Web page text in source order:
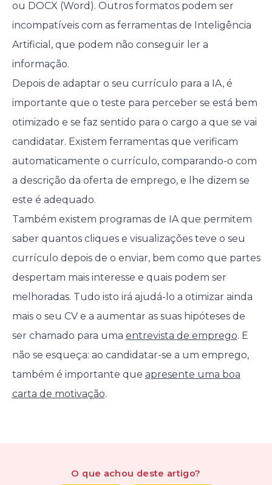
ou DOCX (Word). Outros formatos podem ser
incompatíveis com as ferramentas de Inteligência
Artificial, que podem não conseguir ler a
informação.
Depois de adaptar o seu currículo para a IA, é
importante que o teste para perceber se está bem
otimizado e se faz sentido para o cargo a que se vai
candidatar. Existem ferramentas que verificam
automaticamente o currículo, comparando-o com
a descrição da oferta de emprego, e lhe dizem se
este é adequado.
Também existem programas de IA que permitem
saber quantos cliques e visualizações teve o seu
currículo depois de o enviar, bem como que partes
despertam mais interesse e quais podem ser
melhoradas. Tudo isto irá ajudá-lo a otimizar ainda
mais o seu CV e a aumentar as suas hipóteses de
ser chamado para uma entrevista de emprego. E
não se esqueça: ao candidatar-se a um emprego,
também é importante que apresente uma boa
carta de motivação.
O que achou deste artigo?